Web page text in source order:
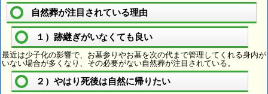
自然葬が注目されている理由
１）跡継ぎがいなくても良い
最近は少子化の影響で、お墓参りやお墓を次の代まで管理してくれる身内が
いない場合が多くなり、その必要がない自然葬が注目されている。
２）やはり死後は自然に帰りたい